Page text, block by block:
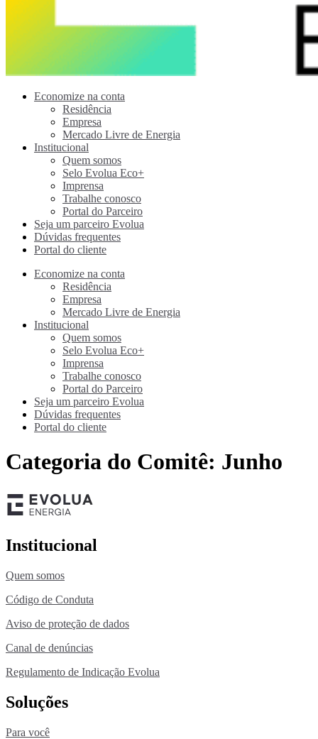
Economize na conta
Residência
Empresa
Mercado Livre de Energia
Institucional
Quem somos
Selo Evolua Eco+
Imprensa
Trabalhe conosco
Portal do Parceiro
Seja um parceiro Evolua
Dúvidas frequentes
Portal do cliente
Economize na conta
Residência
Empresa
Mercado Livre de Energia
Institucional
Quem somos
Selo Evolua Eco+
Imprensa
Trabalhe conosco
Portal do Parceiro
Seja um parceiro Evolua
Dúvidas frequentes
Portal do cliente
Categoria do Comitê: Junho
Institucional
Quem somos
Código de Conduta
Aviso de proteção de dados
Canal de denúncias
Regulamento de Indicação Evolua
Soluções
Para você